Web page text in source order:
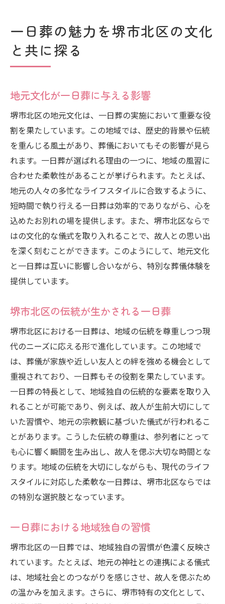
一日葬の魅力を堺市北区の文化
と共に探る
地元文化が一日葬に与える影響
堺市北区の地元文化は、一日葬の実施において重要な役
割を果たしています。この地域では、歴史的背景や伝統
を重んじる風土があり、葬儀においてもその影響が見ら
れます。一日葬が選ばれる理由の一つに、地域の風習に
合わせた柔軟性があることが挙げられます。たとえば、
地元の人々の多忙なライフスタイルに合致するように、
短時間で執り行える一日葬は効率的でありながら、心を
込めたお別れの場を提供します。また、堺市北区ならで
はの文化的な儀式を取り入れることで、故人との思い出
を深く刻むことができます。このようにして、地元文化
と一日葬は互いに影響し合いながら、特別な葬儀体験を
提供しています。
堺市北区の伝統が生かされる一日葬
堺市北区における一日葬は、地域の伝統を尊重しつつ現
代のニーズに応える形で進化しています。この地域で
は、葬儀が家族や近しい友人との絆を強める機会として
重視されており、一日葬もその役割を果たしています。
一日葬の特長として、地域独自の伝統的な要素を取り入
れることが可能であり、例えば、故人が生前大切にして
いた習慣や、地元の宗教観に基づいた儀式が行われるこ
とがあります。こうした伝統の尊重は、参列者にとって
も心に響く瞬間を生み出し、故人を偲ぶ大切な時間とな
ります。地域の伝統を大切にしながらも、現代のライフ
スタイルに対応した柔軟な一日葬は、堺市北区ならでは
の特別な選択肢となっています。
一日葬における地域独自の習慣
堺市北区の一日葬では、地域独自の習慣が色濃く反映さ
れています。たとえば、地元の神社との連携による儀式
は、地域社会とのつながりを感じさせ、故人を偲ぶため
の温かみを加えます。さらに、堺市特有の文化として、